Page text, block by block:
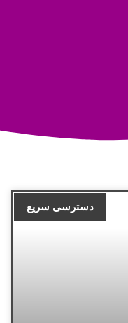
دسترسی سریع